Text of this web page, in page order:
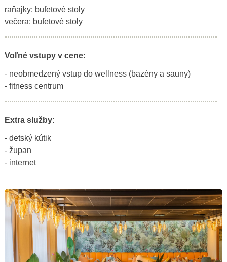
raňajky: bufetové stoly
večera: bufetové stoly
Voľné vstupy v cene:
- neobmedzený vstup do wellness (bazény a sauny)
- fitness centrum
Extra služby:
- detský kútik
- župan
- internet